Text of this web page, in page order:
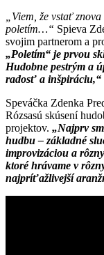
„Viem, že vstať
poletím…“ Spieva
svojim partnerom a
„Poletím“ je prvou
Hudobne pestrým a
radosť a inšpiráciu,“
Speváčka Zdenka
Rózsasú skúsení
projektov. „Najprv
hudbu – základné
improvizáciou a
ktoré hrávame v
najpríťažlivejší